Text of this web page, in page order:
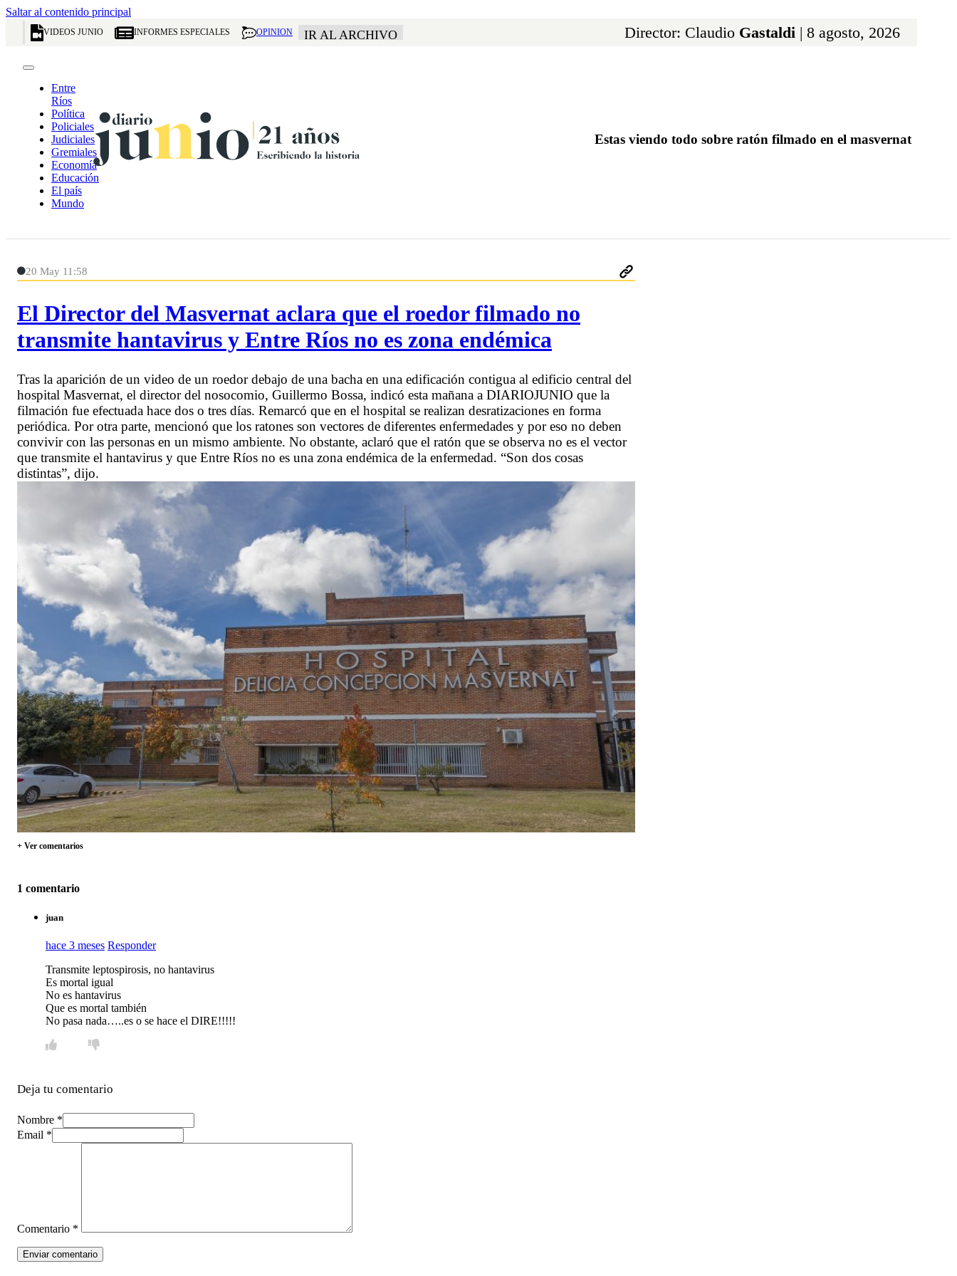
Saltar al contenido principal
VIDEOS JUNIO INFORMES ESPECIALES OPINION IR AL ARCHIVO Director: Claudio Gastaldi | 8 agosto, 2026
Entre
Ríos
Política
Policiales
Judiciales
Gremiales
Economía
Educación
El país
Mundo
Estas viendo todo sobre ratón filmado en el masvernat
20 May 11:58
El Director del Masvernat aclara que el roedor filmado no
transmite hantavirus y Entre Ríos no es zona endémica
Tras la aparición de un video de un roedor debajo de una bacha en una edificación contigua al edificio central del
hospital Masvernat, el director del nosocomio, Guillermo Bossa, indicó esta mañana a DIARIOJUNIO que la
filmación fue efectuada hace dos o tres días. Remarcó que en el hospital se realizan desratizaciones en forma
periódica. Por otra parte, mencionó que los ratones son vectores de diferentes enfermedades y por eso no deben
convivir con las personas en un mismo ambiente. No obstante, aclaró que el ratón que se observa no es el vector
que transmite el hantavirus y que Entre Ríos no es una zona endémica de la enfermedad. “Son dos cosas
distintas”, dijo.
+ Ver comentarios
1 comentario
juan
hace 3 meses Responder
Transmite leptospirosis, no hantavirus
Es mortal igual
No es hantavirus
Que es mortal también
No pasa nada…..es o se hace el DIRE!!!!!
Deja tu comentario
Nombre *
Email *
Comentario *